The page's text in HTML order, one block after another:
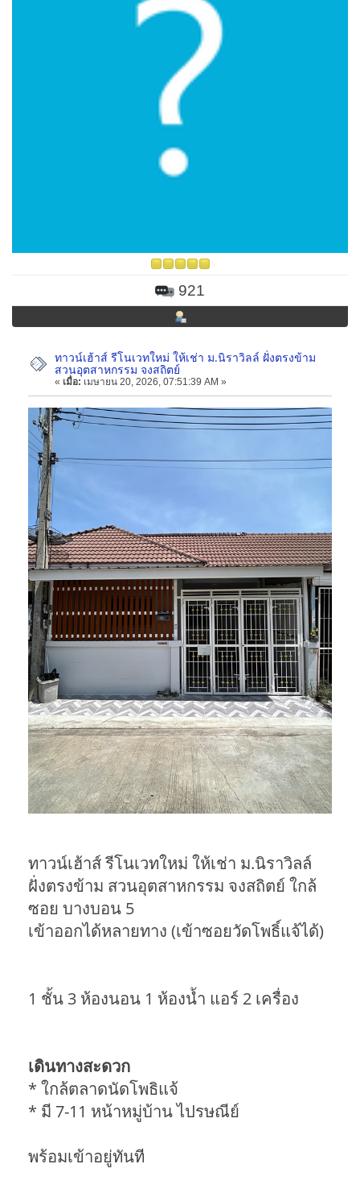
921
ทาวน์เฮ้าส์ รีโนเวทใหม่ ให้เช่า ม.นิราวิลล์ ฝั่งตรงข้าม
สวนอุตสาหกรรม จงสถิตย์
« เมื่อ: เมษายน 20, 2026, 07:51:39 AM »
ทาวน์เฮ้าส์ รีโนเวทใหม่ ให้เช่า ม.นิราวิลล์
ฝั่งตรงข้าม สวนอุตสาหกรรม จงสถิตย์ ใกล้
ซอย บางบอน 5
เข้าออกได้หลายทาง (เข้าซอยวัดโพธิ์แจ้ได้)
1 ชั้น 3 ห้องนอน 1 ห้องน้ำ แอร์ 2 เครื่อง
เดินทางสะดวก
* ใกล้ตลาดนัดโพธิแจ้
* มี 7-11 หน้าหมู่บ้าน ไปรษณีย์
พร้อมเข้าอยู่ทันที